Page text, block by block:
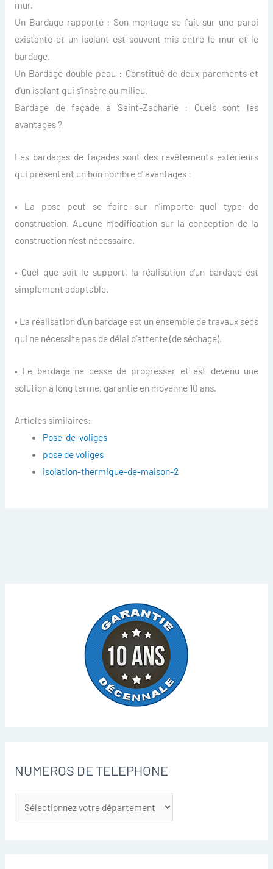
mur.
Un Bardage rapporté : Son montage se fait sur une paroi
existante et un isolant est souvent mis entre le mur et le
bardage.
Un Bardage double peau : Constitué de deux parements et
d’un isolant qui s’insère au milieu.
Bardage de façade a Saint-Zacharie : Quels sont les
avantages ?
Les bardages de façades sont des revêtements extérieurs
qui présentent un bon nombre d’ avantages :
• La pose peut se faire sur n’importe quel type de
construction. Aucune modification sur la conception de la
construction n’est nécessaire.
• Quel que soit le support, la réalisation d’un bardage est
simplement adaptable.
• La réalisation d’un bardage est un ensemble de travaux secs
qui ne nécessite pas de délai d’attente (de séchage).
• Le bardage ne cesse de progresser et est devenu une
solution à long terme, garantie en moyenne 10 ans.
Articles similaires:
Pose-de-voliges
pose de voliges
isolation-thermique-de-maison-2
NUMEROS DE TELEPHONE